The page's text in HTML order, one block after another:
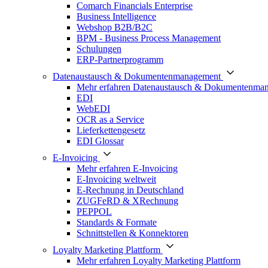
Comarch Financials Enterprise
Business Intelligence
Webshop B2B/B2C
BPM - Business Process Management
Schulungen
ERP-Partnerprogramm
Datenaustausch & Dokumentenmanagement
Mehr erfahren Datenaustausch &
EDI
WebEDI
OCR as a Service
Lieferkettengesetz
EDI Glossar
E-Invoicing
Mehr erfahren E-Invoicing
E-Invoicing weltweit
E-Rechnung in Deutschland
ZUGFeRD & XRechnung
PEPPOL
Standards & Formate
Schnittstellen & Konnektoren
Loyalty Marketing Plattform
Mehr erfahren Loyalty Marketing Plattform